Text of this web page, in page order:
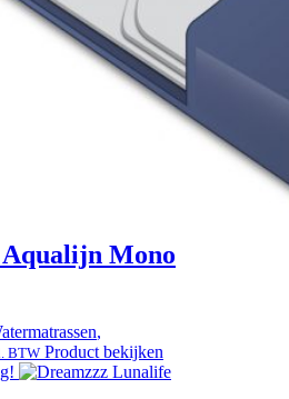
Mono
,
BTW Product bekijken